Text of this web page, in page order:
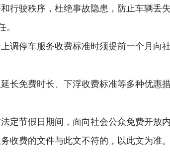
行驶秩序，杜绝事故隐患，防止车辆丢
调停车服务收费标准时须提前一个月向
长免费时长、 下浮收费标准等多种优惠
定节假日期间，面向社会公众免费开放
收费的文件与此文不符的，以此文为准。